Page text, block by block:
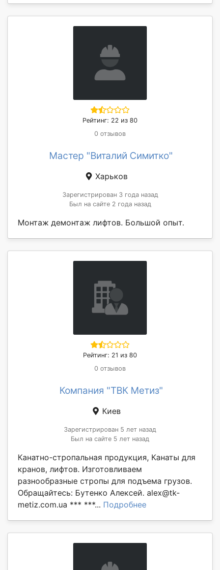
Рейтинг: 22 из 80
0 отзывов
Мастер "Виталий Симитко"
Харьков
Зарегистрирован 3 года назад
Был на сайте 2 года назад
Монтаж демонтаж лифтов. Большой опыт.
Рейтинг: 21 из 80
0 отзывов
Компания "ТВК Метиз"
Киев
Зарегистрирован 5 лет назад
Был на сайте 5 лет назад
Канатно-стропальная продукция, Канаты для
кранов, лифтов. Изготовливаем
разнообразные стропы для подъема грузов.
Обращайтесь: Бутенко Алексей. alex@tk-
metiz.com.ua *** ***... Подробнее